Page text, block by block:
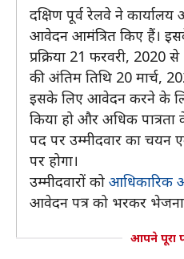
दक्षिण पूर्व रेलवे ने
आवेदन आमंत्रित किए हैं।
प्रक्रिया 21 फरवरी,
की अंतिम तिथि 20 मार्च,
इसके लिए आवेदन करने के
किया हो और अधिक
पद पर उम्मीदवार का चयन
पर होगा।
उम्मीदवारों को आधिकारिक
आवेदन पत्र को भरकर भेजना
आपने पूरा